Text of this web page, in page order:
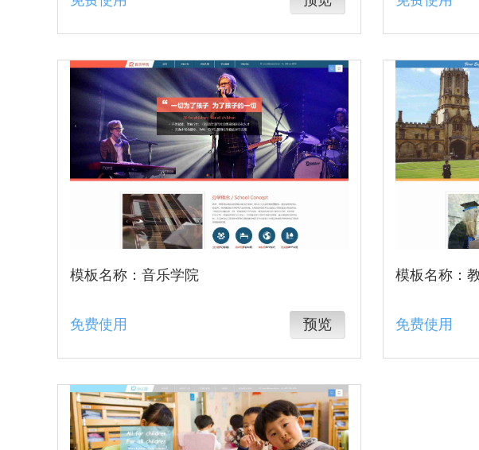
模板名称：音乐学院
免费使用 预览
模板名称：
免费使用